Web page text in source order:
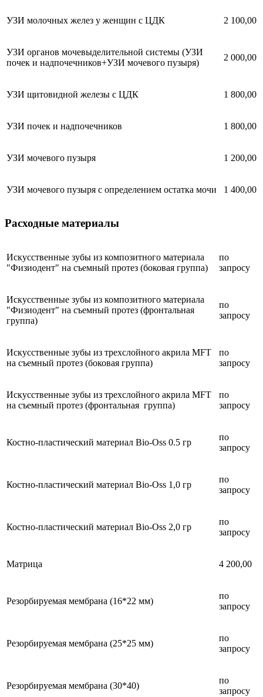
УЗИ молочных желез у женщин с ЦДК 2 100,00
УЗИ органов мочевыделительной системы (УЗИ
почек и надпочечников+УЗИ мочевого пузыря)
2 000,00
УЗИ щитовидной железы с ЦДК 1 800,00
УЗИ почек и надпочечников 1 800,00
УЗИ мочевого пузыря 1 200,00
УЗИ мочевого пузыря с определением остатка мочи 1 400,00
Расходные материалы
Искусственные зубы из композитного материала
"Физиодент" на съемный протез (боковая группа)
по
запросу
Искусственные зубы из композитного материала
"Физиодент" на съемный протез (фронтальная
группа)
по
запросу
Искусственные зубы из трехслойного акрила MFT
на съемный протез (боковая группа)
по
запросу
Искусственные зубы из трехслойного акрила MFT
на съемный протез (фронтальная группа)
по
запросу
Костно-пластический материал Bio-Oss 0.5 гр
по
запросу
Костно-пластический материал Bio-Oss 1,0 гр
по
запросу
Костно-пластический материал Bio-Oss 2,0 гр
по
запросу
Матрица 4 200,00
Резорбируемая мембрана (16*22 мм)
по
запросу
Резорбируемая мембрана (25*25 мм)
по
запросу
Резорбируемая мембрана (30*40)
по
запросу